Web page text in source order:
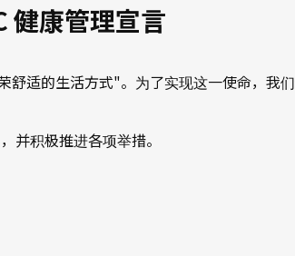
健康管理宣言
适的生活方式"。为了实现这一使命，我
并积极推进各项举措。